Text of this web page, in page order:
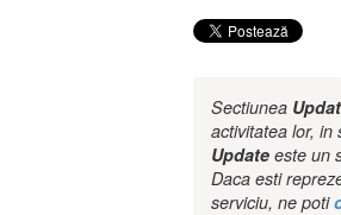
Sectiunea
activitatea lor, in
Update este un
Daca esti
serviciu, ne poti